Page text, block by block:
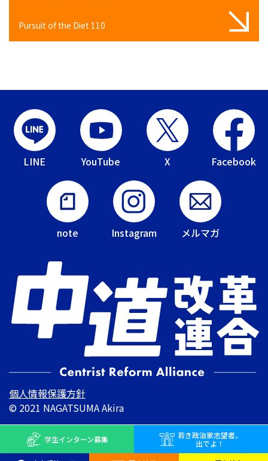
Pursuit of the Diet 110
LINE YouTube X Facebook
note Instagram メルマガ
個人情報保護方針
© 2021 NAGATSUMA Akira
学生インターン募集 若き政治家志望者、
出でよ！